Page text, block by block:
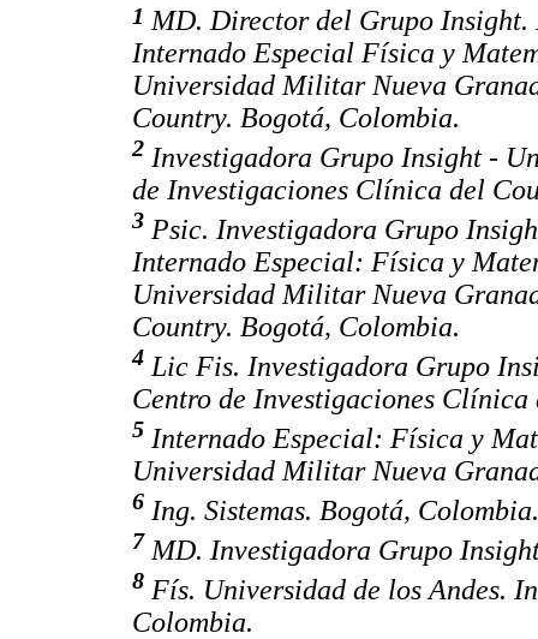
1 MD. Director del Grupo
Internado Especial Física y
Universidad Militar Nueva
Country. Bogotá, Colombia.
2 Investigadora Grupo Insight -
de Investigaciones Clínica del
3 Psic. Investigadora Grupo
Internado Especial: Física y
Universidad Militar Nueva
Country. Bogotá, Colombia.
4 Lic Fis. Investigadora Grupo
Centro de Investigaciones
5 Internado Especial: Física y
Universidad Militar Nueva
6 Ing. Sistemas. Bogotá, Colombia.
7 MD. Investigadora Grupo
8 Fís. Universidad de los Andes.
Colombia.